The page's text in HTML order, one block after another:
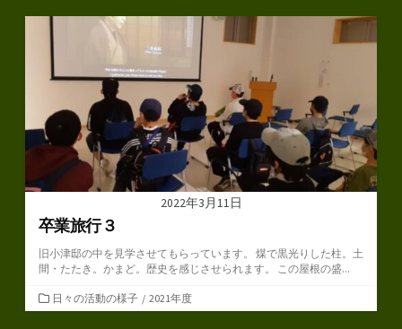
2022年3月11日
卒業旅行３
旧小津邸の中を見学させてもらっています。 煤で黒光りした柱。土
間・たたき。かまど。歴史を感じさせられます。 この屋根の盛...
カ
テ
日々の活動の様子 / 2021年度